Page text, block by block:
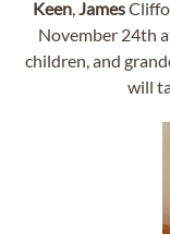
Keen,James
November 24th
children, and
will